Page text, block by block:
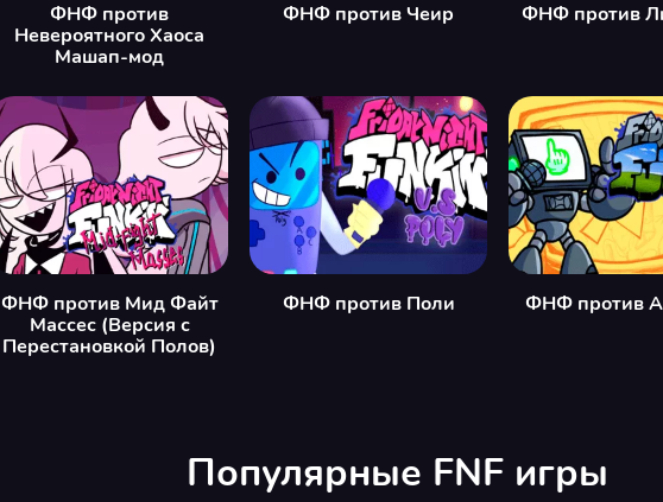
ФНФ против
Невероятного Хаоса
Машап-мод
ФНФ против Чеир ФНФ против
ФНФ против Мид Файт
Массес (Версия с
Перестановкой Полов)
ФНФ против Поли ФНФ против
Популярные FNF игры